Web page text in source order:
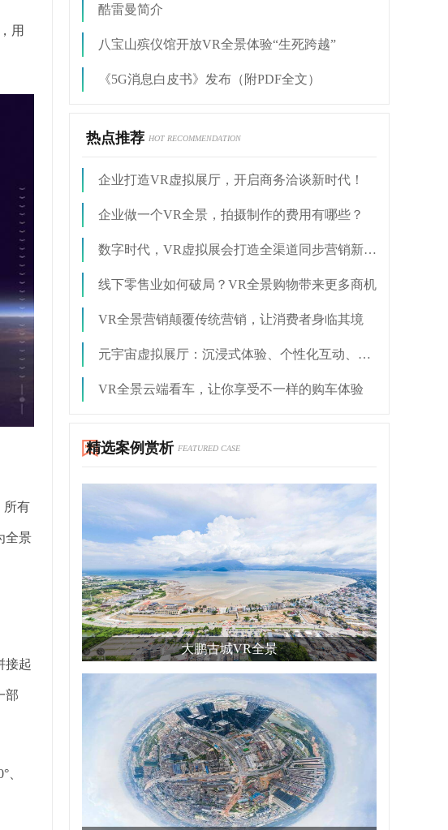
用
所有
全景
接起
部
、
酷雷曼简介
八宝山殡仪馆开放VR全景体验“生死跨越”
《5G消息白皮书》发布（附PDF全文）
热点推荐 HOT RECOMMENDATION
企业打造VR虚拟展厅，开启商务洽谈新时代！
企业做一个VR全景，拍摄制作的费用有哪些？
数字时代，VR虚拟展会打造全渠道同步营销新模式
线下零售业如何破局？VR全景购物带来更多商机
VR全景营销颠覆传统营销，让消费者身临其境
元宇宙虚拟展厅：沉浸式体验、个性化互动、全新展示
VR全景云端看车，让你享受不一样的购车体验
精选案例赏析 FEATURED CASE
大鹏古城VR全景